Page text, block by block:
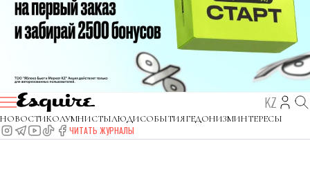
KZ
НОВОСТИКОЛУМНИСТЫЛЮДИСОБЫТИЯГЕДОНИЗМИНТЕРЕСЫ
ЧИТАТЬ ЖУРНАЛЫ